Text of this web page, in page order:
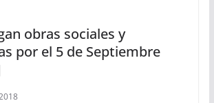
obras sociales y
por el 5 de Septiembre